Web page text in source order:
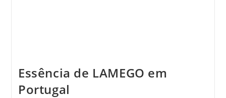
Essência de LAMEGO em
Portugal